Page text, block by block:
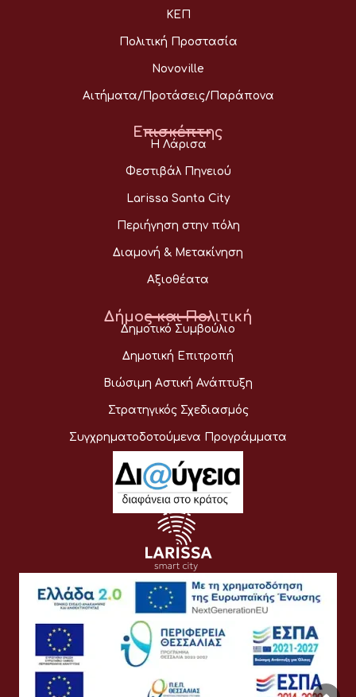
ΚΕΠ
Πολιτική Προστασία
Novoville
Αιτήματα/Προτάσεις/Παράπονα
Επισκέπτης
Η Λάρισα
Φεστιβάλ Πηνειού
Larissa Santa City
Περιήγηση στην πόλη
Διαμονή & Μετακίνηση
Αξιοθέατα
Δήμος και Πολιτική
Δημοτικό Συμβούλιο
Δημοτική Επιτροπή
Βιώσιμη Αστική Ανάπτυξη
Στρατηγικός Σχεδιασμός
Συγχρηματοδοτούμενα Προγράμματα